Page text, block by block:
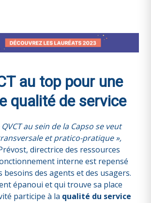
au top pour une
qualité de service
au sein de la Capso se veut
et pratico-pratique »,
directrice des ressources
interne est repensé
besoins des agents et des usagers.
épanoui et qui trouve sa place
participe à la qualité du service